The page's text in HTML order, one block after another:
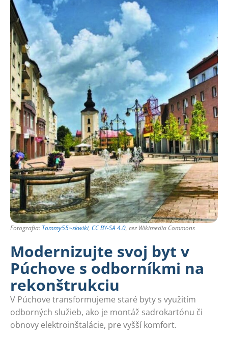
Fotografia: Tommy55~skwiki, CC BY-SA 4.0, cez Wikimedia Commons
Modernizujte svoj byt v
Púchove s odborníkmi na
rekonštrukciu
V Púchove transformujeme staré byty s využitím
odborných služieb, ako je montáž sadrokartónu či
obnovy elektroinštalácie, pre vyšší komfort.